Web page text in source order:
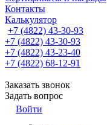
Контакты
Калькулятор
+7 (4822) 43-30-93
+7 (4822) 43-30-93
+7 (4822) 43-23-40
+7 (4822) 68-12-91
Заказать звонок
Задать вопрос
Войти